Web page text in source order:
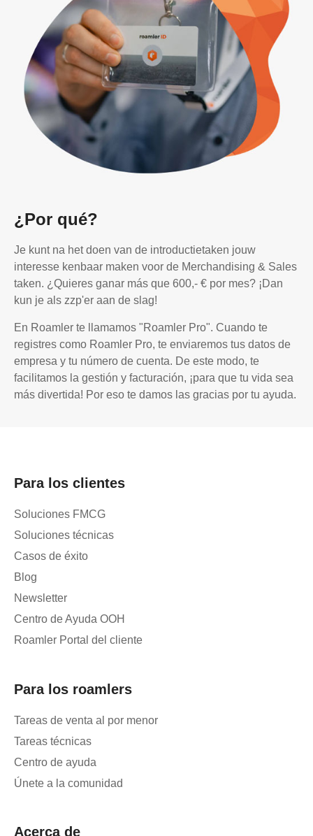
¿Por qué?
Je kunt na het doen van de introductietaken jouw
interesse kenbaar maken voor de Merchandising & Sales
taken. ¿Quieres ganar más que 600,- € por mes? ¡Dan
kun je als zzp'er aan de slag!
En Roamler te llamamos "Roamler Pro". Cuando te
registres como Roamler Pro, te enviaremos tus datos de
empresa y tu número de cuenta. De este modo, te
facilitamos la gestión y facturación, ¡para que tu vida sea
más divertida! Por eso te damos las gracias por tu ayuda.
Para los clientes
Soluciones FMCG
Soluciones técnicas
Casos de éxito
Blog
Newsletter
Centro de Ayuda OOH
Roamler Portal del cliente
Para los roamlers
Tareas de venta al por menor
Tareas técnicas
Centro de ayuda
Únete a la comunidad
Acerca de